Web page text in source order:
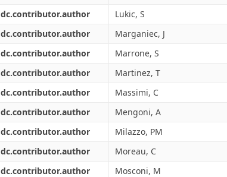
dc.contributor.author
Lukic, S
dc.contributor.author
Marganiec, J
dc.contributor.author
Marrone, S
dc.contributor.author
Martinez, T
dc.contributor.author
Massimi, C
dc.contributor.author
Mengoni, A
dc.contributor.author
Milazzo, PM
dc.contributor.author
Moreau, C
dc.contributor.author
Mosconi, M